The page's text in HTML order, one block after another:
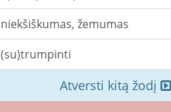
niekšiškumas, žemumas
(su)trumpinti
Atversti kitą žodį